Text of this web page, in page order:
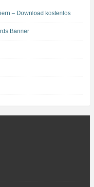
– Download kostenlos
Banner